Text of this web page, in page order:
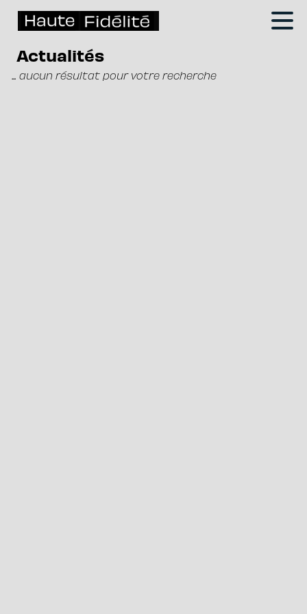
Actualités
... aucun résultat pour votre recherche